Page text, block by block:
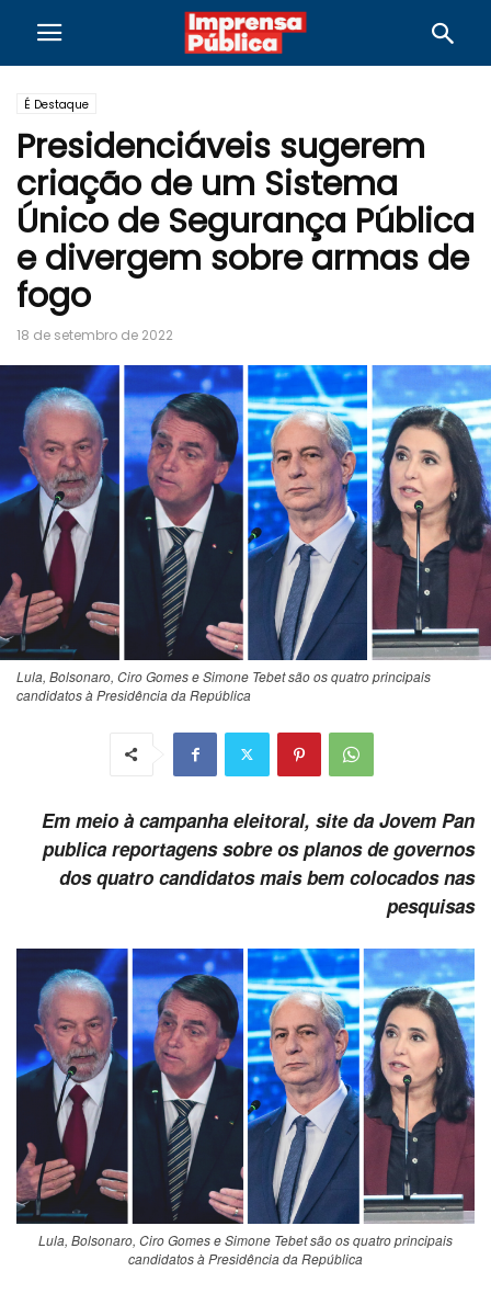
É Destaque
Presidenciáveis sugerem
criação de um Sistema
Único de Segurança Pública
e divergem sobre armas de
fogo
18 de setembro de 2022
Lula, Bolsonaro, Ciro Gomes e Simone Tebet são os quatro principais
candidatos à Presidência da República
Em meio à campanha eleitoral, site da Jovem Pan
publica reportagens sobre os planos de governos
dos quatro candidatos mais bem colocados nas
pesquisas
Lula, Bolsonaro, Ciro Gomes e Simone Tebet são os quatro principais
candidatos à Presidência da República